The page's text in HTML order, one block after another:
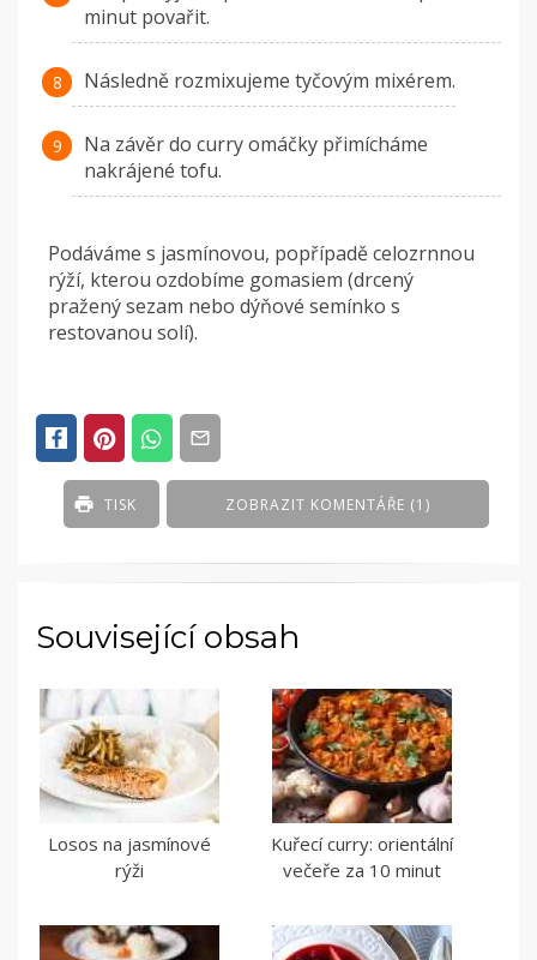
minut povařit.
Následně rozmixujeme tyčovým mixérem.
Na závěr do curry omáčky přimícháme
nakrájené tofu.
Podáváme s jasmínovou, popřípadě celozrnnou
rýží, kterou ozdobíme gomasiem (drcený
pražený sezam nebo dýňové semínko s
restovanou solí).
ZOBRAZIT KOMENTÁŘE (1)
TISK
Související obsah
Losos na jasmínové
rýži
Kuřecí curry: orientální
večeře za 10 minut